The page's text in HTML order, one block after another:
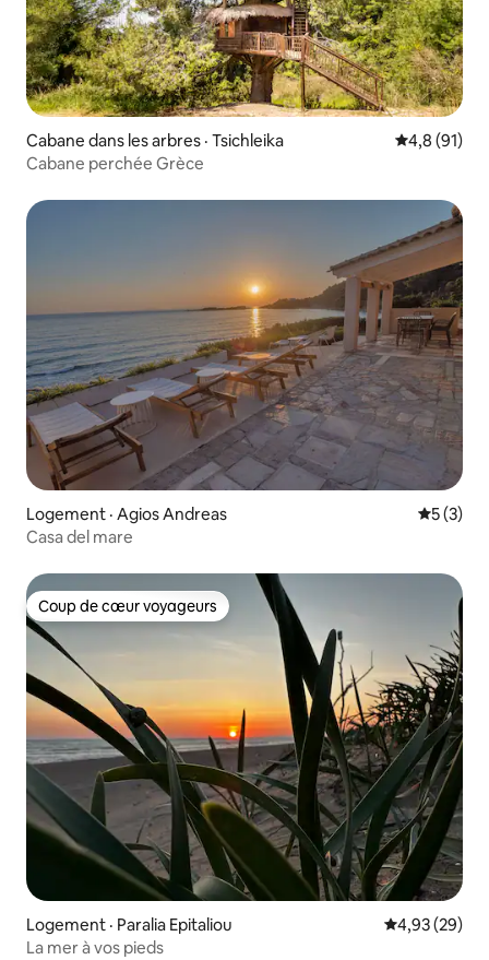
Cabane dans les arbres · Tsichleika Note
4,8 (91)
Cabane perchée Grèce
Logement · Agios Andreas Note
5 (3)
Casa del mare
Coup de cœur voyageurs
Coup de cœur voyageurs
Logement · Paralia Epitaliou Note
4,93 (29)
La mer à vos pieds